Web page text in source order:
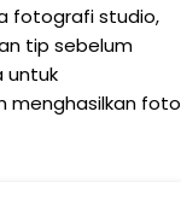
fotografi studio,
tip sebelum
untuk
menghasilkan foto